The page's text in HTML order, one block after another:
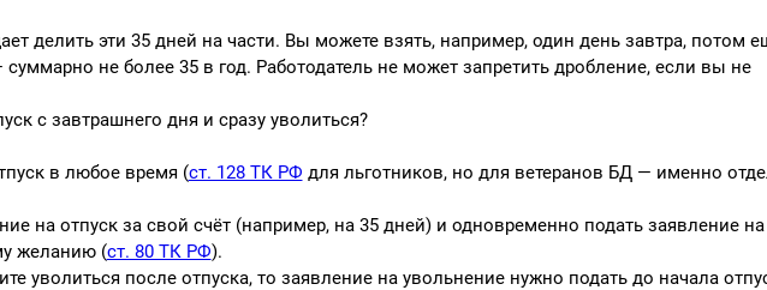
делить эти 35 дней на части. Вы можете взять, например, один день завтра, потом
не более 35 в год. Работодатель не может запретить дробление, если вы не
с завтрашнего дня и сразу уволиться?
в любое время (ст. 128 ТК РФ для льготников, но для ветеранов БД — именно
на отпуск за свой счёт (например, на 35 дней) и одновременно подать заявление на
желанию (ст. 80 ТК РФ).
уволиться после отпуска, то заявление на увольнение нужно подать до начала